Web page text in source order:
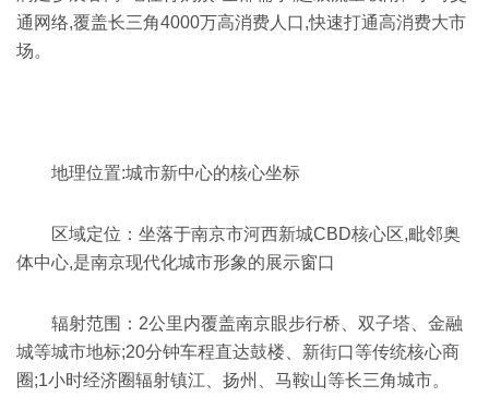
通网络,覆盖长三角4000万高消费人口,快速打通高消费大市
场。
地理位置:城市新中心的核心坐标
区域定位： 坐落于南京市河西新城CBD核心区,毗邻奥
体中心,是南京现代化城市形象的展示窗口
辐射范围： 2公里内覆盖南京眼步行桥、双子塔、金融
城等城市地标;20分钟车程直达鼓楼、新街口等传统核心商
圈;1小时经济圈辐射镇江、扬州、马鞍山等长三角城市。